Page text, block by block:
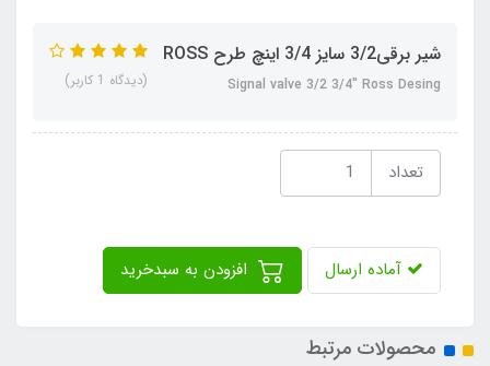
شیر برقی3/2 سایز 3/4 اینچ طرح ROSS
Signal valve 3/2 3/4" Ross Desing (دیدگاه 1 کاربر)
تعداد
آماده ارسال
محصولات مرتبط